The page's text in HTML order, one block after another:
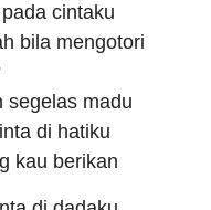
cintaku
bila mengotori
segelas madu
di hatiku
kau berikan